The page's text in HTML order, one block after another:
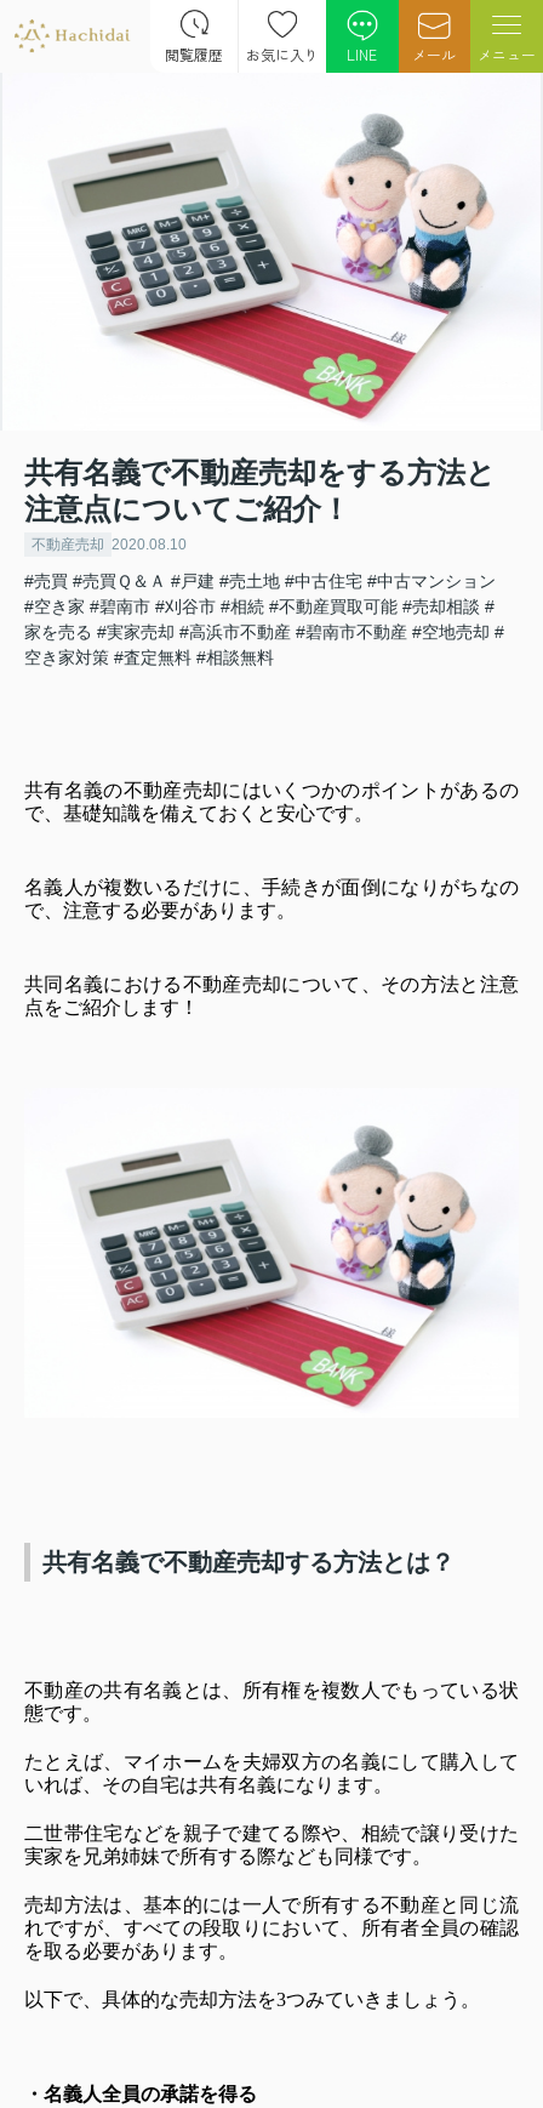
閲覧履歴 お気に入り LINE メール メニュー
共有名義で不動産売却をする方法と
注意点についてご紹介！
不動産売却 2020.08.10
#売買 #売買Ｑ＆Ａ #戸建 #売土地 #中古住宅 #中古マンション
#空き家 #碧南市 #刈谷市 #相続 #不動産買取可能 #売却相談 #
家を売る #実家売却 #高浜市不動産 #碧南市不動産 #空地売却 #
空き家対策 #査定無料 #相談無料
共有名義の不動産売却にはいくつかのポイントがあるの
で、基礎知識を備えておくと安心です。
名義人が複数いるだけに、手続きが面倒になりがちなの
で、注意する必要があります。
共同名義における不動産売却について、その方法と注意
点をご紹介します！
共有名義で不動産売却する方法とは？
不動産の共有名義とは、所有権を複数人でもっている状
態です。
たとえば、マイホームを夫婦双方の名義にして購入して
いれば、その自宅は共有名義になります。
二世帯住宅などを親子で建てる際や、相続で譲り受けた
実家を兄弟姉妹で所有する際なども同様です。
売却方法は、基本的には一人で所有する不動産と同じ流
れですが、すべての段取りにおいて、所有者全員の確認
を取る必要があります。
以下で、具体的な売却方法を3つみていきましょう。
・名義人全員の承諾を得る